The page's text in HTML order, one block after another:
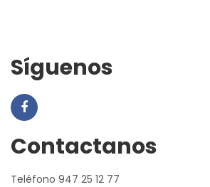
Síguenos
Contactanos
Teléfono 947 25 12 77